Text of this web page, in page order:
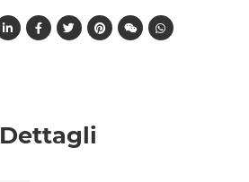
Dettagli